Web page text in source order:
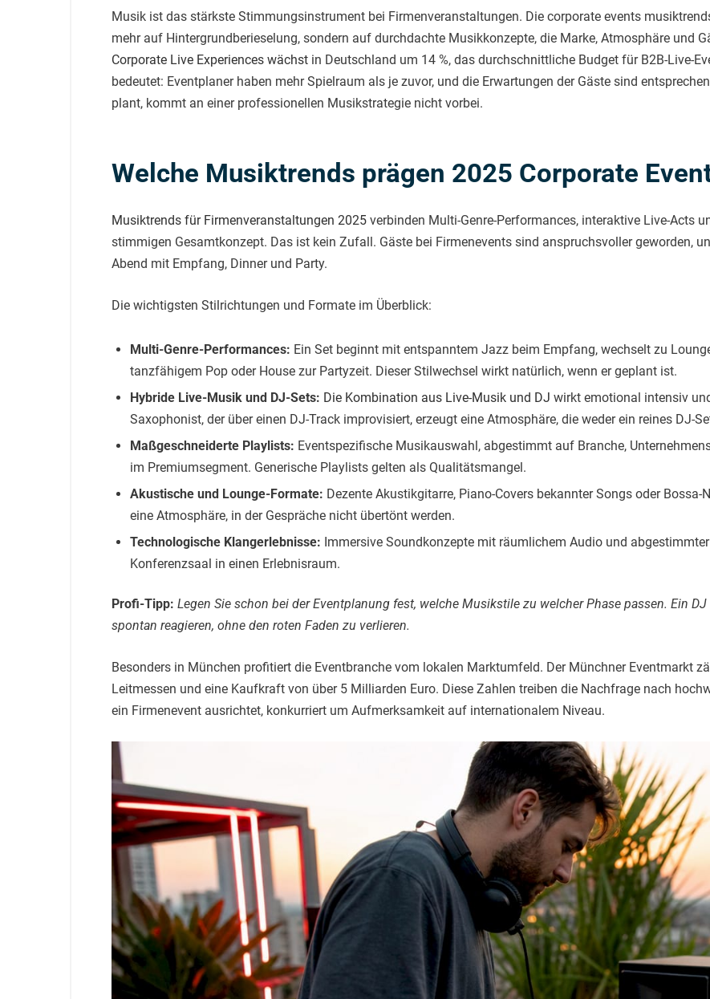
Musik ist das stärkste Stimmungsinstrument bei Firmenveranstaltungen. Die corporate events
mehr auf Hintergrundberieselung, sondern auf durchdachte Musikkonzepte, die Marke, Atmosphäre und
Corporate Live Experiences wächst in Deutschland um 14 %, das durchschnittliche Budget für B2B-Live-
bedeutet: Eventplaner haben mehr Spielraum als je zuvor, und die Erwartungen der Gäste sind
plant, kommt an einer professionellen Musikstrategie nicht vorbei.
Welche Musiktrends prägen 2025 Corporate
Musiktrends für Firmenveranstaltungen 2025 verbinden Multi-Genre-Performances, interaktive Live-Acts
stimmigen Gesamtkonzept. Das ist kein Zufall. Gäste bei Firmenevents sind anspruchsvoller geworden,
Abend mit Empfang, Dinner und Party.
Die wichtigsten Stilrichtungen und Formate im Überblick:
Multi-Genre-Performances: Ein Set beginnt mit entspanntem Jazz beim Empfang, wechselt zu
tanzfähigem Pop oder House zur Partyzeit. Dieser Stilwechsel wirkt natürlich, wenn er geplant ist.
Hybride Live-Musik und DJ-Sets: Die Kombination aus Live-Musik und DJ wirkt emotional intensiv
Saxophonist, der über einen DJ-Track improvisiert, erzeugt eine Atmosphäre, die weder ein reines DJ-
Maßgeschneiderte Playlists: Eventspezifische Musikauswahl, abgestimmt auf Branche,
im Premiumsegment. Generische Playlists gelten als Qualitätsmangel.
Akustische und Lounge-Formate: Dezente Akustikgitarre, Piano-Covers bekannter Songs oder
eine Atmosphäre, in der Gespräche nicht übertönt werden.
Technologische Klangerlebnisse: Immersive Soundkonzepte mit räumlichem Audio und
Konferenzsaal in einen Erlebnisraum.
Profi-Tipp: Legen Sie schon bei der Eventplanung fest, welche Musikstile zu welcher Phase passen. Ein
spontan reagieren, ohne den roten Faden zu verlieren.
Besonders in München profitiert die Eventbranche vom lokalen Marktumfeld. Der Münchner Eventmarkt
Leitmessen und eine Kaufkraft von über 5 Milliarden Euro. Diese Zahlen treiben die Nachfrage nach
ein Firmenevent ausrichtet, konkurriert um Aufmerksamkeit auf internationalem Niveau.